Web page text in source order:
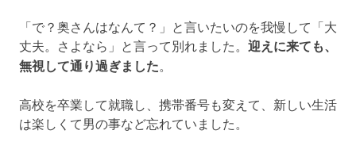
「で？奥さんはなんて？」と言いたいのを我慢して「大
丈夫。さよなら」と言って別れました。 迎えに来ても、
無視して通り過ぎました
高校を卒業して就職し、携帯番号も変えて、新しい生活
は楽しくて男の事など忘れていました。